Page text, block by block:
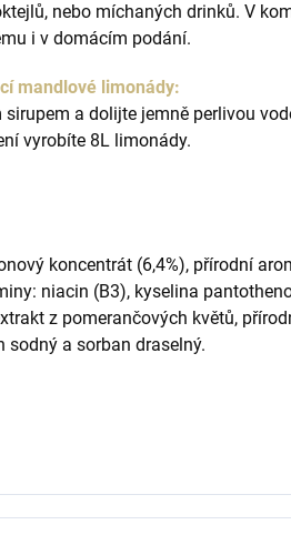
nebo míchaných drinků. V
i v domácím podání.
mandlové limonády:
a dolijte jemně perlivou
vyrobíte 8L limonády.
koncentrát (6,4%), přírodní
niacin (B3), kyselina
z pomerančových květů,
sodný a sorban draselný.